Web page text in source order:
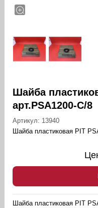
Шайба
арт.PSA1200-C/8
Артикул: 13940
Шайба пластиковая PIT
Шайба пластиковая PIT